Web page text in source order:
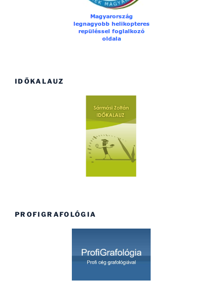
IDŐKALAUZ
PROFIGRAFOLÓGIA